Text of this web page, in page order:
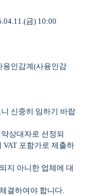
금) 10:00
용인감계(사용인감
신중히 임하기 바랍
상대자로 선정되
VAT 포함가로 제출하
지 아니한 업체에 대
결하여야 합니다